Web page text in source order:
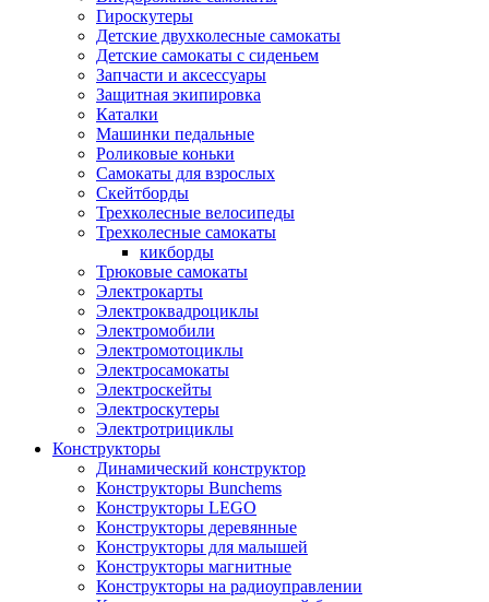
Гироскутеры
Детские двухколесные самокаты
Детские самокаты с сиденьем
Запчасти и аксессуары
Защитная экипировка
Каталки
Машинки педальные
Роликовые коньки
Самокаты для взрослых
Скейтборды
Трехколесные велосипеды
Трехколесные самокаты
кикборды
Трюковые самокаты
Электрокарты
Электроквадроциклы
Электромобили
Электромотоциклы
Электросамокаты
Электроскейты
Электроскутеры
Электротрициклы
Конструкторы
Динамический конструктор
Конструкторы Bunchems
Конструкторы LEGO
Конструкторы деревянные
Конструкторы для малышей
Конструкторы магнитные
Конструкторы на радиоуправлении